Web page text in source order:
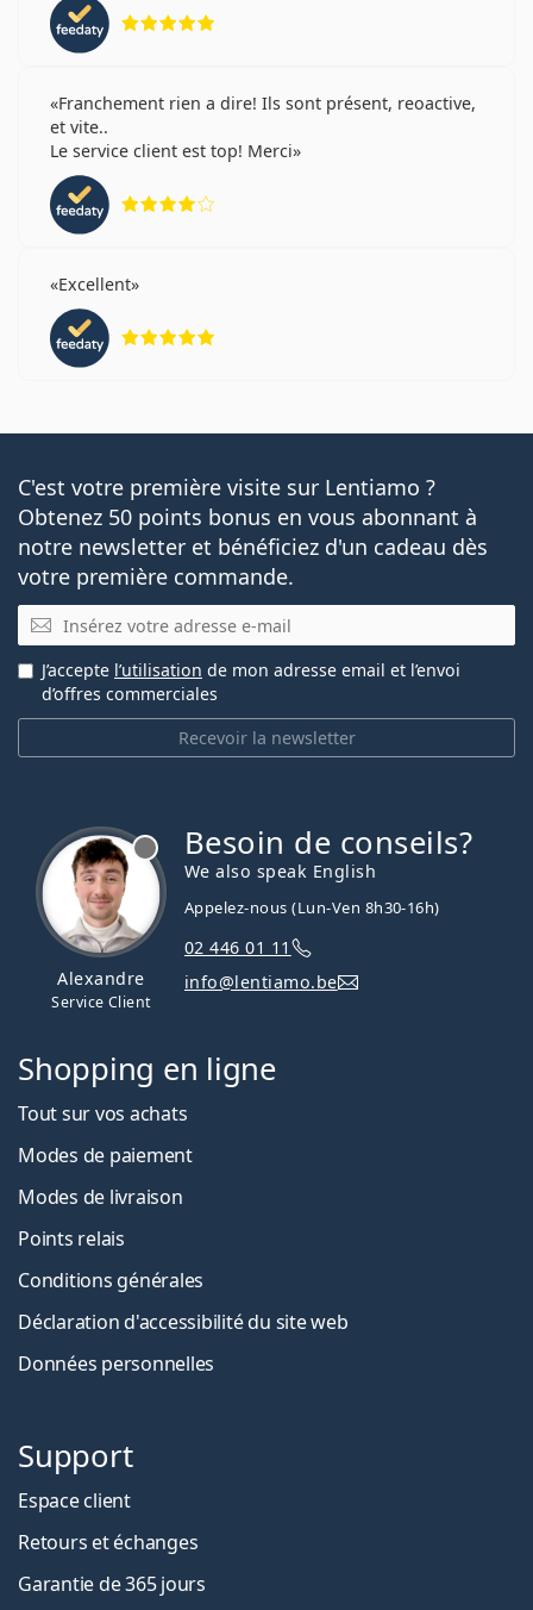
Franchement rien a dire! Ils sont présent, reoactive,
et vite..
Le service client est top! Merci
Excellent
C'est votre première visite sur Lentiamo ?
Obtenez 50 points bonus en vous abonnant à
notre newsletter et bénéficiez d'un cadeau dès
votre première commande.
E-mail
Recevoir la newsletter
J’accepte l’utilisation de mon adresse email et l’envoi
d’offres commerciales
Alexandre
Service Client
Besoin de conseils?
We also speak English
Appelez-nous (Lun-Ven 8h30-16h)
02 446 01 11
info@lentiamo.be
Shopping en ligne
Tout sur vos achats
Modes de paiement
Modes de livraison
Points relais
Conditions générales
Déclaration d'accessibilité du site web
Données personnelles
Support
Espace client
Retours et échanges
Garantie de 365 jours